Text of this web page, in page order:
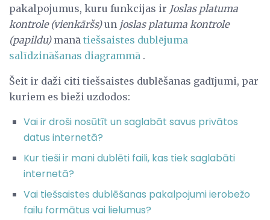
pakalpojumus, kuru funkcijas ir Joslas platuma
kontrole (vienkāršs)un joslas platuma kontrole
(papildu)manā tiešsaistes dublējuma
salīdzināšanas diagrammā .
Šeit ir daži citi tiešsaistes dublēšanas gadījumi, par
kuriem es bieži uzdodos:
Vai ir droši nosūtīt un saglabāt savus privātos
datus internetā?
Kur tieši ir mani dublēti faili, kas tiek saglabāti
internetā?
Vai tiešsaistes dublēšanas pakalpojumi ierobežo
failu formātus vai lielumus?